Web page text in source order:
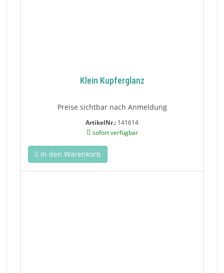
Klein Kupferglanz
Preise sichtbar nach Anmeldung
ArtikelNr.: 141614
sofort verfügbar
In den Warenkorb